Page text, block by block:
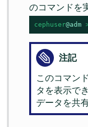
のコマンドを
cephuser@adm
注記
このコマン
タを表示で
データを共